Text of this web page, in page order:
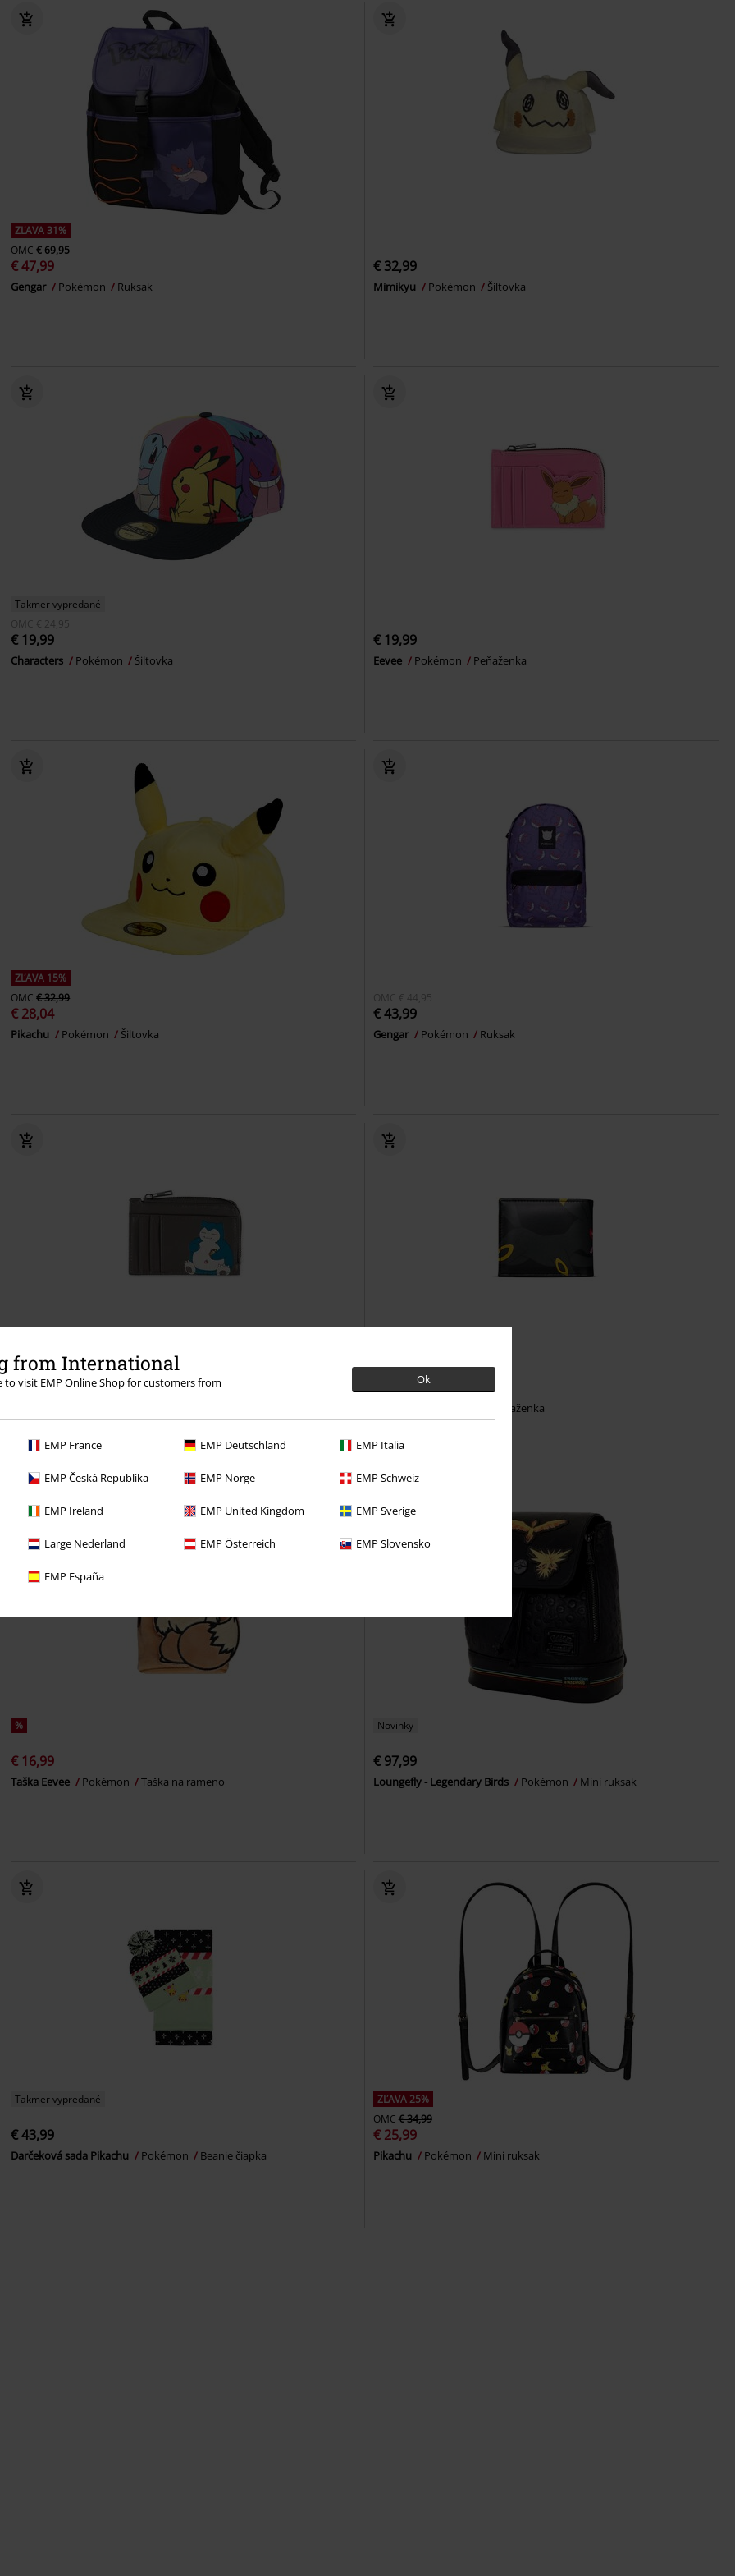
from International
to visit EMP Online Shop for customers from
Ok
EMP France EMP Deutschland EMP Italia
EMP Česká Republika EMP Norge EMP Schweiz
EMP Ireland EMP United Kingdom EMP Sverige
Large Nederland EMP Österreich EMP Slovensko
EMP España
ZĽAVA 31%
OMC € 69,95
€ 47,99
Gengar Pokémon Ruksak
€ 32,99
Mimikyu Pokémon Šiltovka
Takmer vypredané
OMC € 24,95
€ 19,99
Characters Pokémon Šiltovka
€ 19,99
Eevee Pokémon Peňaženka
ZĽAVA 15%
OMC € 32,99
€ 28,04
Pikachu Pokémon Šiltovka
OMC € 44,95
€ 43,99
Gengar Pokémon Ruksak
€ 19,99
OMC€ 29,99
€ 19,99
Peňaženka
%
€ 16,99
Taška Eevee Pokémon Taška na rameno
Novinky
€ 97,99
Loungefly - Legendary Birds Pokémon Mini ruksak
Takmer vypredané
€ 43,99
Darčeková sada Pikachu Pokémon Beanie čiapka
ZĽAVA 25%
OMC € 34,99
€ 25,99
Pikachu Pokémon Mini ruksak